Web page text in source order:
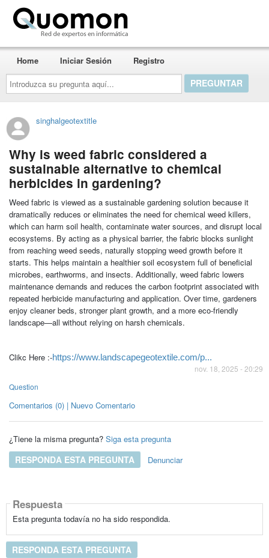
Introduzca
su
pregunta
aquí...
Home Iniciar Sesión Registro
singhalgeotextitle
Why is weed fabric considered a
sustainable alternative to chemical
herbicides in gardening?
Weed fabric is viewed as a sustainable gardening solution because it
dramatically reduces or eliminates the need for chemical weed killers,
which can harm soil health, contaminate water sources, and disrupt local
ecosystems. By acting as a physical barrier, the fabric blocks sunlight
from reaching weed seeds, naturally stopping weed growth before it
starts. This helps maintain a healthier soil ecosystem full of beneficial
microbes, earthworms, and insects. Additionally, weed fabric lowers
maintenance demands and reduces the carbon footprint associated with
repeated herbicide manufacturing and application. Over time, gardeners
enjoy cleaner beds, stronger plant growth, and a more eco-friendly
landscape—all without relying on harsh chemicals.
Clikc Here :-https://www.landscapegeotextile.com/p...
nov. 18, 2025 - 20:29
Question
Comentarios (0) | Nuevo Comentario
¿Tiene la misma pregunta? Siga esta pregunta
RESPONDA ESTA PREGUNTA Denunciar
Respuesta
Esta pregunta todavía no ha sido respondida.
RESPONDA ESTA PREGUNTA